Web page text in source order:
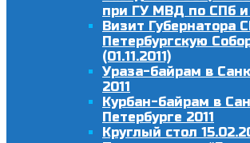
при ГУ МВД по СПб и
Визит Губернатора
Петербургскую
(01.11.2011)
Ураза-байрам в
2011
Курбан-байрам в
Петербурге 2011
Круглый стол